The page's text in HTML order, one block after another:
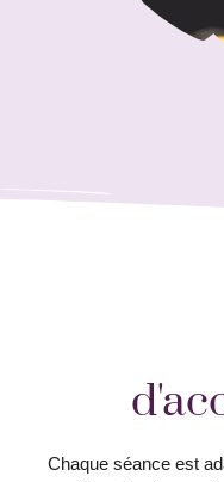
Chaque séance est